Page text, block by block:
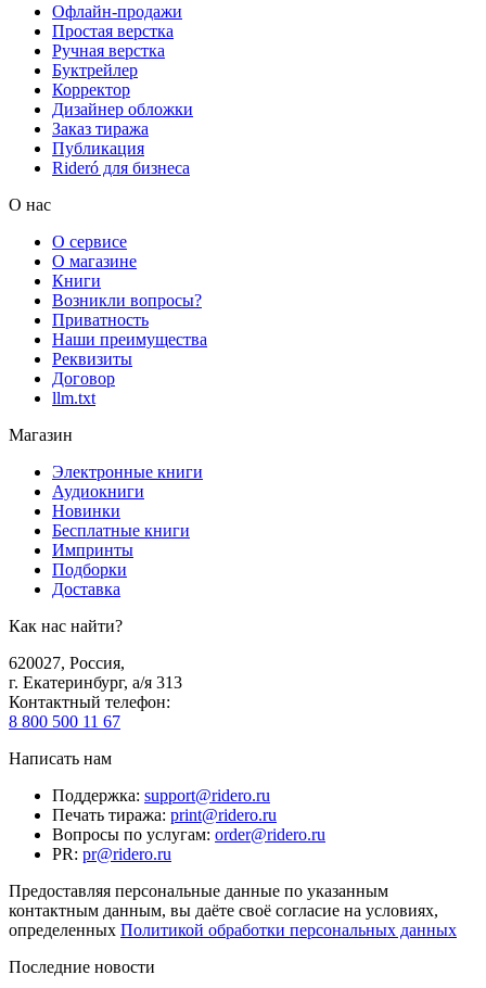
Офлайн-продажи
Простая верстка
Ручная верстка
Буктрейлер
Корректор
Дизайнер обложки
Заказ тиража
Публикация
Rideró для бизнеса
О нас
О сервисе
О магазине
Книги
Возникли вопросы?
Приватность
Наши преимущества
Реквизиты
Договор
llm.txt
Магазин
Электронные книги
Аудиокниги
Новинки
Бесплатные книги
Импринты
Подборки
Доставка
Как нас найти?
620027, Россия,
г. Екатеринбург, а/я 313
Контактный телефон:
8 800 500 11 67
Написать нам
Поддержка: support@ridero.ru
Печать тиража: print@ridero.ru
Вопросы по услугам: order@ridero.ru
PR: pr@ridero.ru
Предоставляя персональные данные по указанным
контактным данным, вы даёте своё согласие на условиях,
определенных Политикой обработки персональных данных
Последние новости